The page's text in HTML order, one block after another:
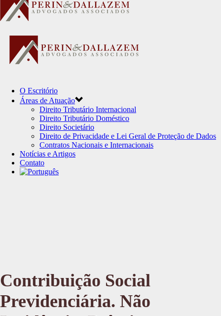
O Escritório
Áreas de Atuação
Direito Tributário Internacional
Direito Tributário Doméstico
Direito Societário
Direito de Privacidade e Lei Geral de Proteção de Dados
Contratos Nacionais e Internacionais
Notícias e Artigos
Contato
Contribuição Social
Previdenciária. Não